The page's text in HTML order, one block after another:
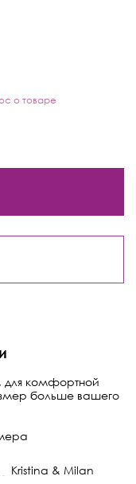
о товаре
комфортной
больше вашего
Kristina & Milan